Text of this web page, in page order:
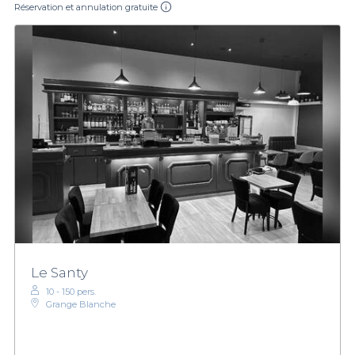
Réservation et annulation gratuite
Le Santy
10 - 150 pers.
Grange Blanche